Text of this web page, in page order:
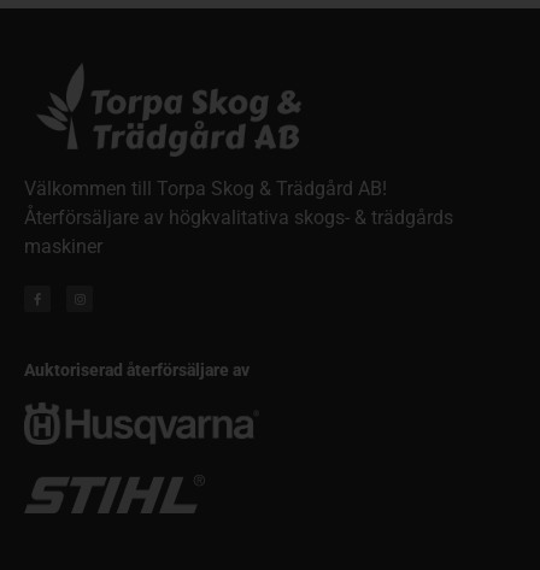
Välkommen till Torpa Skog & Trädgård AB!
Återförsäljare av högkvalitativa skogs- & trädgårds
maskiner
Auktoriserad återförsäljare av